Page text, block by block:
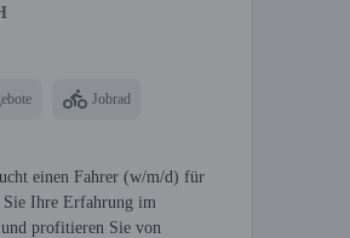
Jobrad
einen Fahrer (w/m/d) für
Sie Ihre Erfahrung im
profitieren Sie von